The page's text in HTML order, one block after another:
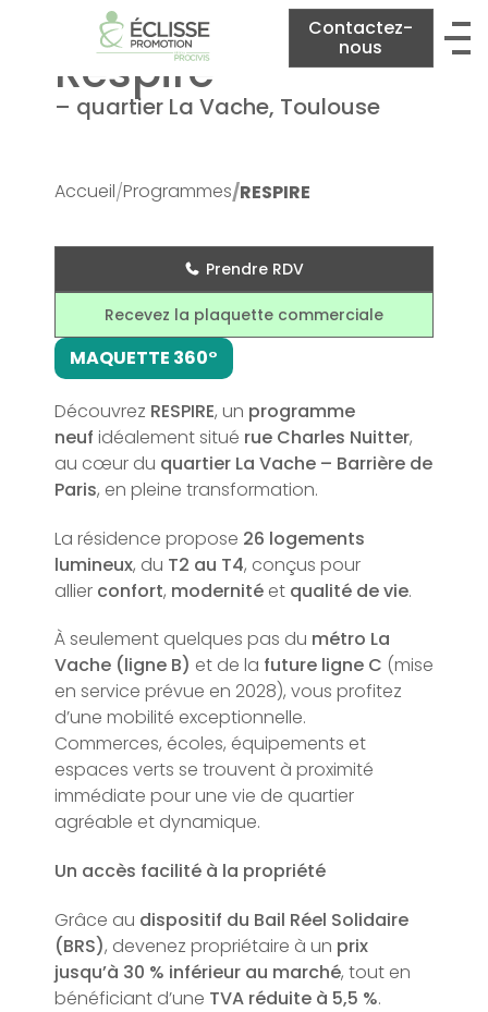
Contactez-
nous
Respire
– quartier La Vache, Toulouse
Accueil Programmes RESPIRE
Prendre RDV
Recevez la plaquette commerciale
MAQUETTE 360°
Découvrez RESPIRE, un programme
neuf idéalement situé rue Charles Nuitter,
au cœur du quartier La Vache – Barrière de
Paris, en pleine transformation.
La résidence propose 26 logements
lumineux, du T2 au T4, conçus pour
allier confort, modernité et qualité de vie.
À seulement quelques pas du métro La
Vache (ligne B) et de la future ligne C (mise
en service prévue en 2028), vous profitez
d’une mobilité exceptionnelle.
Commerces, écoles, équipements et
espaces verts se trouvent à proximité
immédiate pour une vie de quartier
agréable et dynamique.
Un accès facilité à la propriété
Grâce au dispositif du Bail Réel Solidaire
(BRS), devenez propriétaire à un prix
jusqu’à 30 % inférieur au marché, tout en
bénéficiant d’une TVA réduite à 5,5 %.